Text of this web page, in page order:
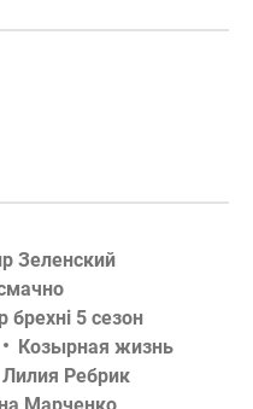
Зеленский
брехні 5 сезон
Козырная жизнь
Лилия Ребрик